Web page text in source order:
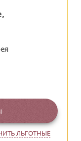
ЛЬГОТНЫЕ